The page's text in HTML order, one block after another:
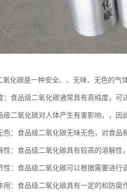
氧化碳是一种安全、、无味、无色的气
：食品级二氧化碳通常具有高纯度，可
级二氧化碳对人体产生有害影响，，因
色：食品级二氧化碳无味无色，对食品
性：食品级二氧化碳具有较高的溶解性
性：食品级二氧化碳可以根据需要进行
用：食品级二氧化碳具有一定的和防腐